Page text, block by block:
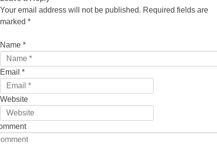
Your email address will not be published. Required fields are
marked *
Name *
Email *
Website